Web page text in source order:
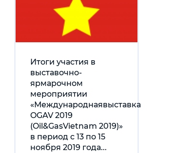
Итоги участия в
выставочно-
ярмарочном
мероприятии
«Международнаявыставка
OGAV 2019
(Oil&GasVietnam 2019)»
в период с 13 по 15
ноября 2019 года...